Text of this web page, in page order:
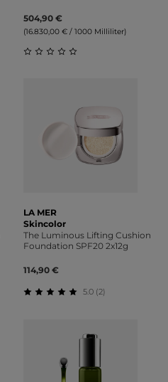
504,90 €
(16.830,00 € / 1000 Milliliter)
LA MER
Skincolor
The Luminous Lifting Cushion
Foundation SPF20 2x12g
114,90 €
5.0 (2)